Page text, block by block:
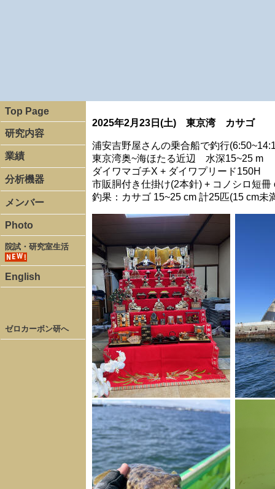
Top Page
研究内容
業績
分析機器
メンバー
Photo
院試・研究室生活
English
ゼロカーボン研へ
2025年2月23日(土) 東京湾 カサゴ
浦安吉野屋さんの乗合船で釣行
東京湾奥~海ほたる近辺 水深15~25 m
ダイワマゴチX + ダイワプリード150H
市販胴付き仕掛け(2本針) + コノシロ短冊
釣果：カサゴ 15~25 cm 計25匹(15 cm